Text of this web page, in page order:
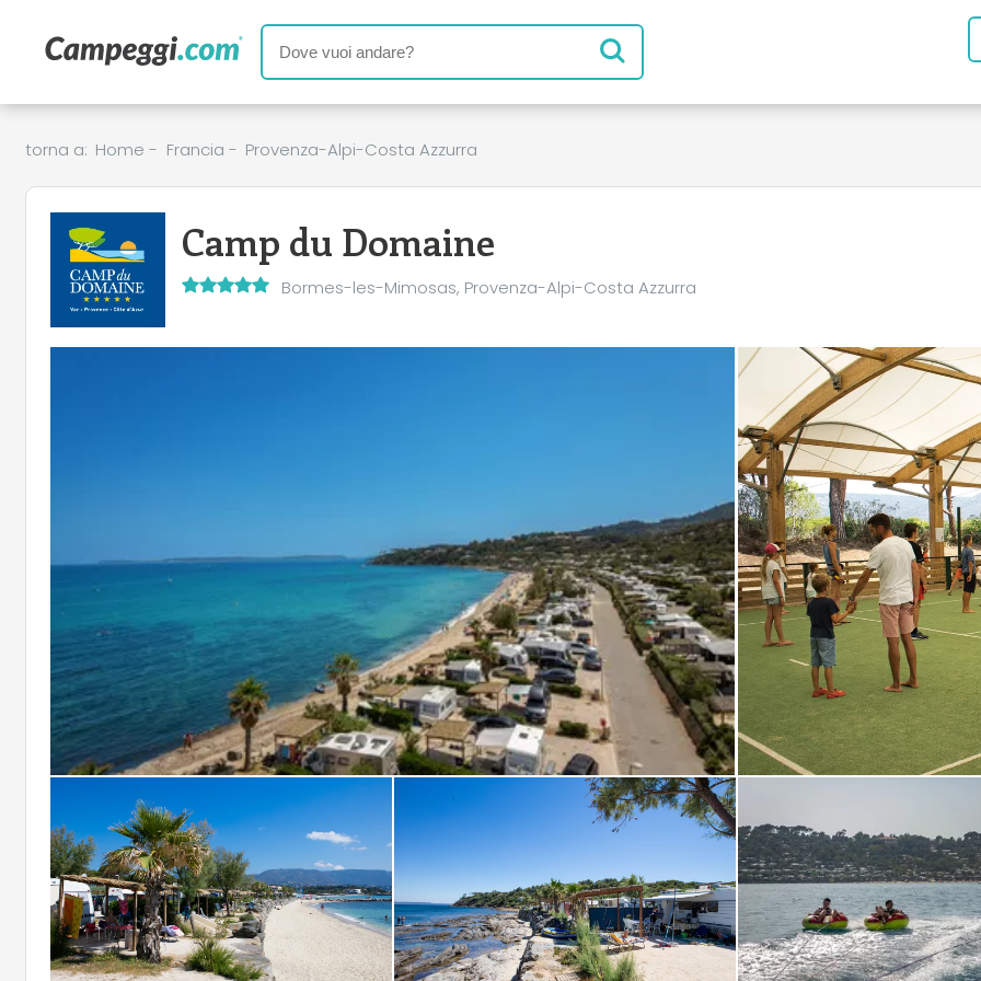
torna a: Home - Francia - Provenza-Alpi-Costa Azzurra
Camp du Domaine
Bormes-les-Mimosas, Provenza-Alpi-Costa Azzurra